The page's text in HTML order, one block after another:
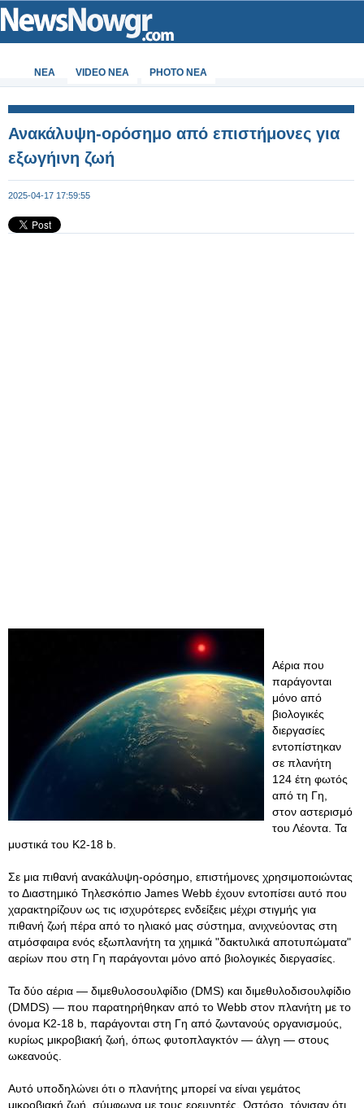
ΝΕΑ VIDEO NEA PHOTO NEA
Ανακάλυψη-ορόσημο από επιστήμονες για
εξωγήινη ζωή
2025-04-17 17:59:55
Αέρια που
παράγονται
μόνο από
βιολογικές
διεργασίες
εντοπίστηκαν
σε πλανήτη
124 έτη φωτός
από τη Γη,
στον αστερισμό
του Λέοντα. Τα
μυστικά του K2-18 b.
Σε μια πιθανή ανακάλυψη-ορόσημο, επιστήμονες χρησιμοποιώντας
το Διαστημικό Τηλεσκόπιο James Webb έχουν εντοπίσει αυτό που
χαρακτηρίζουν ως τις ισχυρότερες ενδείξεις μέχρι στιγμής για
πιθανή ζωή πέρα από το ηλιακό μας σύστημα, ανιχνεύοντας στη
ατμόσφαιρα ενός εξωπλανήτη τα χημικά "δακτυλικά αποτυπώματα"
αερίων που στη Γη παράγονται μόνο από βιολογικές διεργασίες.
Τα δύο αέρια — διμεθυλοσουλφίδιο (DMS) και διμεθυλοδισουλφίδιο
(DMDS) — που παρατηρήθηκαν από το Webb στον πλανήτη με το
όνομα K2-18 b, παράγονται στη Γη από ζωντανούς οργανισμούς,
κυρίως μικροβιακή ζωή, όπως φυτοπλαγκτόν — άλγη — στους
ωκεανούς.
Αυτό υποδηλώνει ότι ο πλανήτης μπορεί να είναι γεμάτος
μικροβιακή ζωή, σύμφωνα με τους ερευνητές. Ωστόσο, τόνισαν ότι